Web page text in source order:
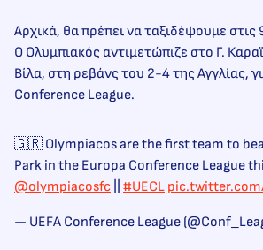
Αρχικά, θα πρέπει να ταξιδέψουμε
Ο Ολυμπιακός αντιμετώπιζε στο Γ.
Βίλα, στη ρεβάνς του 2-4 της Αγγλίας,
Conference League.
🇬🇷 Olympiacos are the first team to
Park in the Europa Conference League
@olympiacosfc
#UECL
— UEFA Conference League